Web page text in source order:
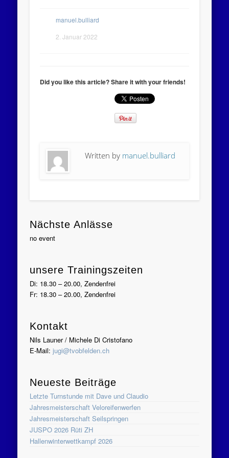
manuel.bulliard
2. Januar 2022
Did you like this article? Share it with your friends!
Written by manuel.bulliard
Nächste Anlässe
no event
unsere Trainingszeiten
Di: 18.30 – 20.00, Zendenfrei
Fr: 18.30 – 20.00, Zendenfrei
Kontakt
Nils Launer / Michele Di Cristofano
E-Mail:jugi@tvobfelden.ch
Neueste Beiträge
Letzte Turnstunde mit Dave und Claudio
Jahresmeisterschaft Veloreifenwerfen
Jahresmeisterschaft Seilspringen
JUSPO 2026 Rüti ZH
Hallenwinterwettkampf 2026